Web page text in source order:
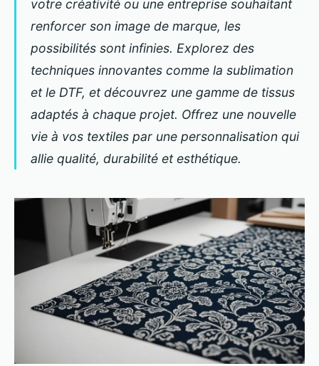
votre créativité ou une entreprise souhaitant
renforcer son image de marque, les
possibilités sont infinies. Explorez des
techniques innovantes comme la sublimation
et le DTF, et découvrez une gamme de tissus
adaptés à chaque projet. Offrez une nouvelle
vie à vos textiles par une personnalisation qui
allie qualité, durabilité et esthétique.